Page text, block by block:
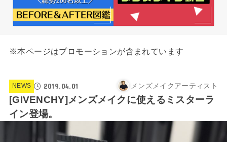
※本ページはプロモーションが含まれています
NEWS 2019.04.01 メンズメイクアーティスト
[GIVENCHY]メンズメイクに使えるミスターラ
イン登場。